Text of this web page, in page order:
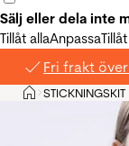
Sälj eller dela inte
Tillåt allaAnpassa
Fri frakt
Hem
>STICKNINGSKIT